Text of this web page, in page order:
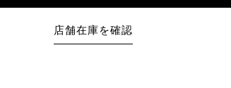
店舗在庫を確認